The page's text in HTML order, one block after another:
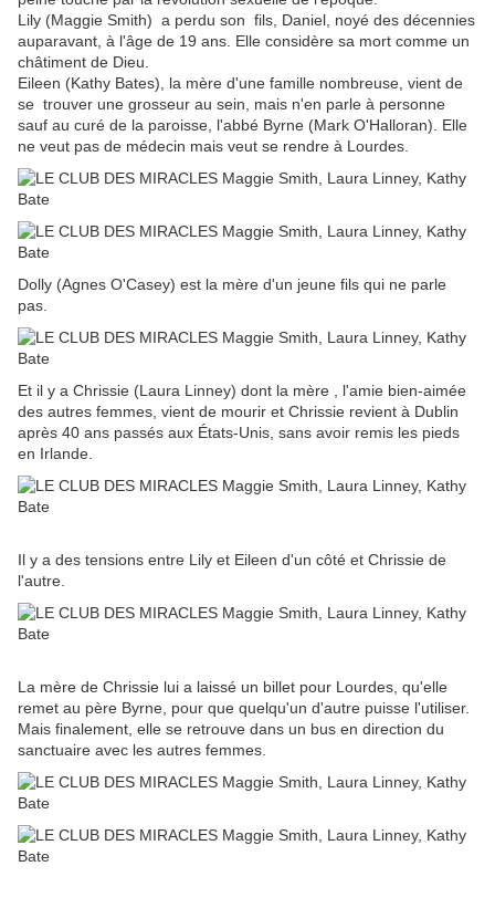
Lily (Maggie Smith) a perdu son fils, Daniel, noyé des décennies
auparavant, à l'âge de 19 ans. Elle considère sa mort comme un
châtiment de Dieu.
Eileen (Kathy Bates), la mère d'une famille nombreuse, vient de
se trouver une grosseur au sein, mais n'en parle à personne
sauf au curé de la paroisse, l'abbé Byrne (Mark O'Halloran). Elle
ne veut pas de médecin mais veut se rendre à Lourdes.
Dolly (Agnes O'Casey) est la mère d'un jeune fils qui ne parle
pas.
Et il y a Chrissie (Laura Linney) dont la mère , l'amie bien-aimée
des autres femmes, vient de mourir et Chrissie revient à Dublin
après 40 ans passés aux États-Unis, sans avoir remis les pieds
en Irlande.
Il y a des tensions entre Lily et Eileen d'un côté et Chrissie de
l'autre.
La mère de Chrissie lui a laissé un billet pour Lourdes, qu'elle
remet au père Byrne, pour que quelqu'un d'autre puisse l'utiliser.
Mais finalement, elle se retrouve dans un bus en direction du
sanctuaire avec les autres femmes.